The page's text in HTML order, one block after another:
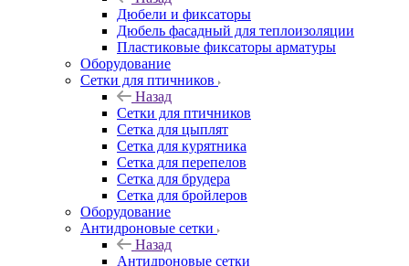
Дюбели и фиксаторы
Дюбель фасадный для теплоизоляции
Пластиковые фиксаторы арматуры
Оборудование
Сетки для птичников
Назад
Сетки для птичников
Сетка для цыплят
Сетка для курятника
Сетка для перепелов
Сетка для брудера
Сетка для бройлеров
Оборудование
Антидроновые сетки
Назад
Антидроновые сетки